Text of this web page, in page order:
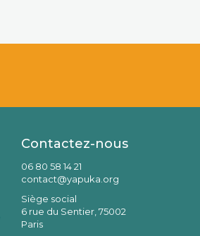
Contactez-nous
06 80 58 14 21
contact@yapuka.org
Siège social
6 rue du Sentier, 75002
Paris